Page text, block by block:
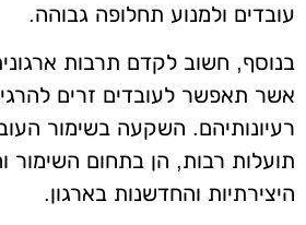
עובדים ולמנוע תחלופה גבוהה.
בנוסף, חשוב לקדם תרבות
אשר תאפשר לעובדים זרים
רעיונותיהם. השקעה בשימור
תועלות רבות, הן בתחום השימור
היצירתיות והחדשנות בארגון.